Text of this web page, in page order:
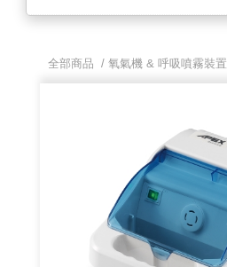
全部商品 / 氧氣機 & 呼吸噴霧裝置